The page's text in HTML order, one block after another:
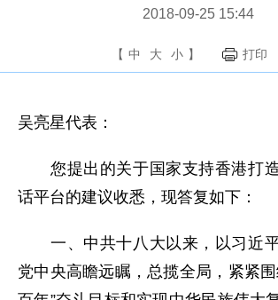
2018-09-25 15:44
【 中 大 小 】 打印
吴亮星代表：
您提出的关于国家支持香港打
话平台的建议收悉，现答复如下：
一、中共十八大以来，以习近平
党中央高瞻远瞩，总揽全局，紧紧